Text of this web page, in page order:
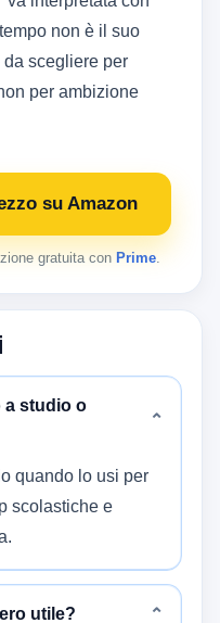
non è il suo
scegliere per
per ambizione
su Amazon
gratuita con Prime.
a studio o
⌄
quando lo usi per
scolastiche e
utile? ⌄